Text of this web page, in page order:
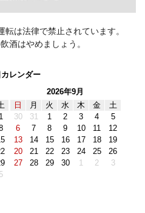
は法律で禁止されています。
酒はやめましょう。
レンダー
1
5
2026年9月
日
月 火 水 木 金
土
30
31 1 2 3 4
5
6
7 8 9 10 11
12
13
14 15 16 17 18
19
20
21 22 23 24 25
26
27
28 29 30 1 2 3